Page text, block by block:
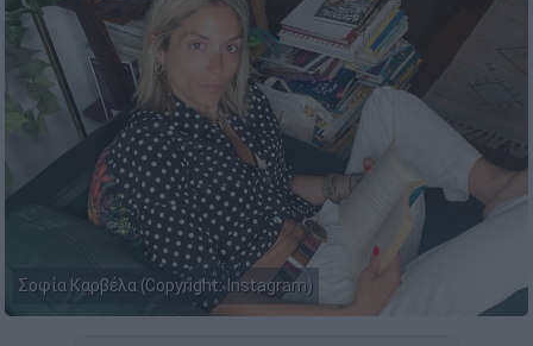
Σοφία Καρβέλα (Copyright: Instagram)